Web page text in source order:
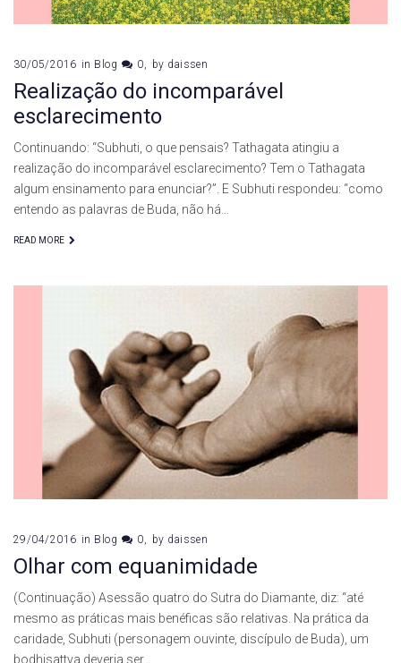
30/05/2016 in Blog 0 by daissen
Realização do incomparável
esclarecimento
Continuando: “Subhuti, o que pensais? Tathagata atingiu a
realização do incomparável esclarecimento? Tem o Tathagata
algum ensinamento para enunciar?”. E Subhuti respondeu: “como
entendo as palavras de Buda, não há…
READ MORE
29/04/2016 in Blog 0 by daissen
Olhar com equanimidade
(Continuação) Asessão quatro do Sutra do Diamante, diz: “até
mesmo as práticas mais benéficas são relativas. Na prática da
caridade, Subhuti (personagem ouvinte, discípulo de Buda), um
bodhisattva deveria ser…